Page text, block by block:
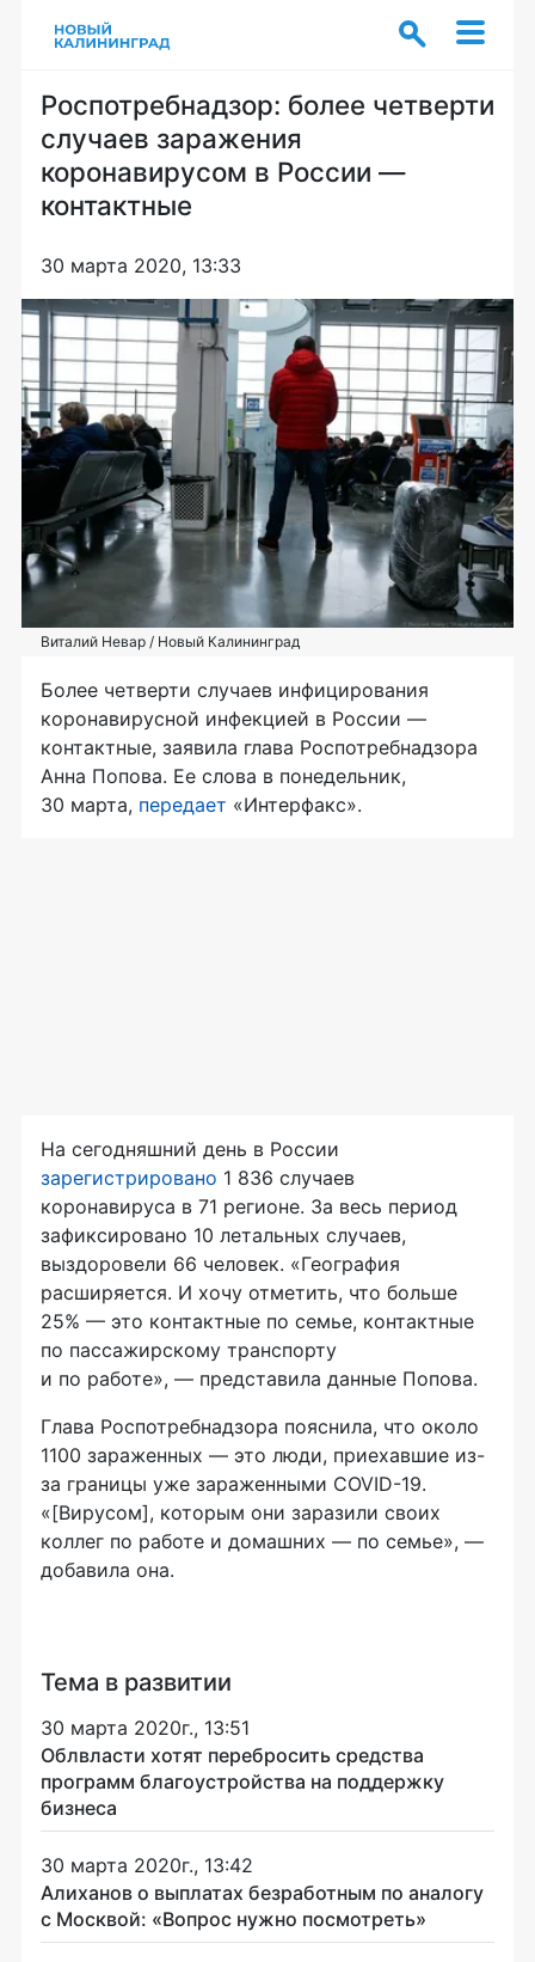
Роспотребнадзор: более четверти
случаев заражения
коронавирусом в России —
контактные
30 марта 2020, 13:33
Виталий Невар / Новый Калининград
Более четверти случаев инфицирования
коронавирусной инфекцией в России —
контактные, заявила глава Роспотребнадзора
Анна Попова. Ее слова в понедельник,
30 марта, передает «Интерфакс».
На сегодняшний день в России
зарегистрировано 1 836 случаев
коронавируса в 71 регионе. За весь период
зафиксировано 10 летальных случаев,
выздоровели 66 человек. «География
расширяется. И хочу отметить, что больше
25% — это контактные по семье, контактные
по пассажирскому транспорту
и по работе», — представила данные Попова.
Глава Роспотребнадзора пояснила, что около
1100 зараженных — это люди, приехавшие из-
за границы уже зараженными COVID-19.
«[Вирусом], которым они заразили своих
коллег по работе и домашних — по семье», —
добавила она.
Тема в развитии
30 марта 2020г., 13:51
Облвласти хотят перебросить средства
программ благоустройства на поддержку
бизнеса
30 марта 2020г., 13:42
Алиханов о выплатах безработным по аналогу
с Москвой: «Вопрос нужно посмотреть»